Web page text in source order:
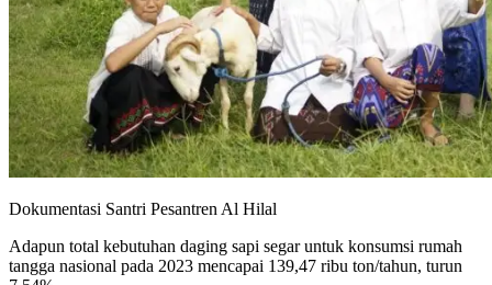
Dokumentasi Santri Pesantren Al Hilal
Adapun total kebutuhan daging sapi segar untuk konsumsi rumah
tangga nasional pada 2023 mencapai 139,47 ribu ton/tahun, turun